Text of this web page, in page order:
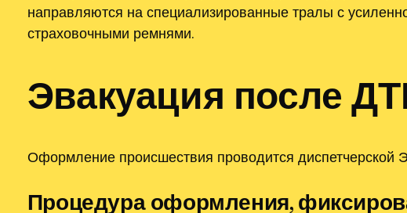
направляются на специализированные тралы с
страховочными ремнями.
Эвакуация после
Оформление происшествия проводится диспетчерской
Процедура оформления,